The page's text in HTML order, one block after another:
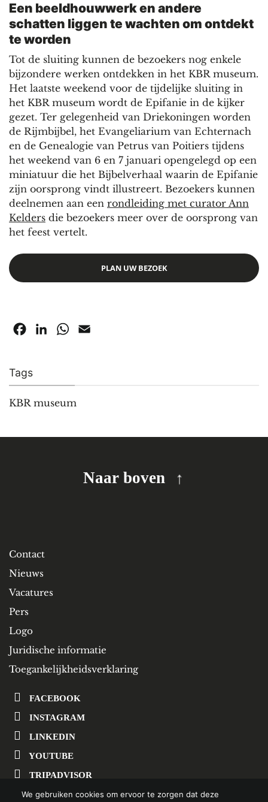
Een beeldhouwwerk en andere
schatten liggen te wachten om ontdekt
te worden
Tot de sluiting kunnen de bezoekers nog enkele
bijzondere werken ontdekken in het KBR museum.
Het laatste weekend voor de tijdelijke sluiting in
het KBR museum wordt de Epifanie in de kijker
gezet. Ter gelegenheid van Driekoningen worden
de Rijmbijbel, het Evangeliarium van Echternach
en de Genealogie van Petrus van Poitiers tijdens
het weekend van 6 en 7 januari opengelegd op een
miniatuur die het Bijbelverhaal waarin de Epifanie
zijn oorsprong vindt illustreert. Bezoekers kunnen
deelnemen aan een rondleiding met curator Ann
Kelders die bezoekers meer over de oorsprong van
het feest vertelt.
PLAN UW BEZOEK
FacebookLinkedInWhatsApp
Tags
KBR museum
Naar boven
Contact
Nieuws
Vacatures
Pers
Logo
Juridische informatie
Toegankelijkheidsverklaring
FACEBOOK
INSTAGRAM
LINKEDIN
YOUTUBE
TRIPADVISOR
We gebruiken cookies om ervoor te zorgen dat deze